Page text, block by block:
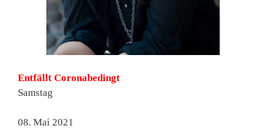
Entfällt Coronabedingt
Samstag
08. Mai 2021